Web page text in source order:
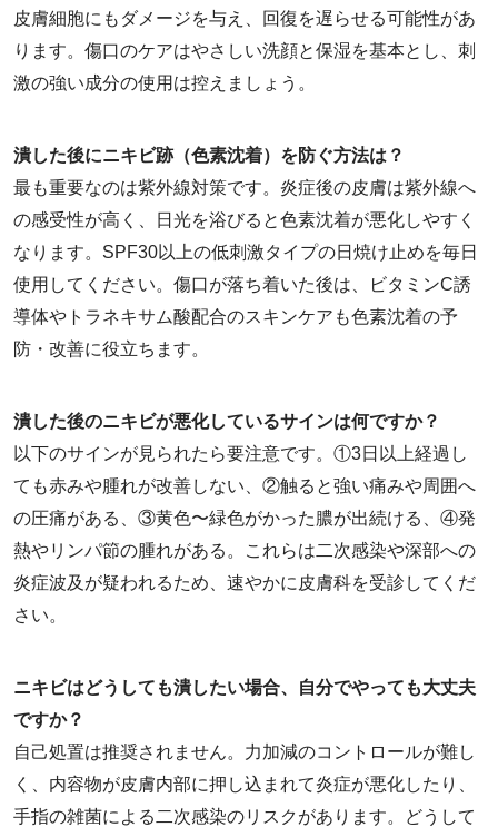
皮膚細胞にもダメージを与え、回復を遅らせる可能性があ
ります。傷口のケアはやさしい洗顔と保湿を基本とし、刺
激の強い成分の使用は控えましょう。
潰した後にニキビ跡（色素沈着）を防ぐ方法は？
最も重要なのは紫外線対策です。炎症後の皮膚は紫外線へ
の感受性が高く、日光を浴びると色素沈着が悪化しやすく
なります。SPF30以上の低刺激タイプの日焼け止めを毎日
使用してください。傷口が落ち着いた後は、ビタミンC誘
導体やトラネキサム酸配合のスキンケアも色素沈着の予
防・改善に役立ちます。
潰した後のニキビが悪化しているサインは何ですか？
以下のサインが見られたら要注意です。①3日以上経過し
ても赤みや腫れが改善しない、②触ると強い痛みや周囲へ
の圧痛がある、③黄色〜緑色がかった膿が出続ける、④発
熱やリンパ節の腫れがある。これらは二次感染や深部への
炎症波及が疑われるため、速やかに皮膚科を受診してくだ
さい。
ニキビはどうしても潰したい場合、自分でやっても大丈夫
ですか？
自己処置は推奨されません。力加減のコントロールが難し
く、内容物が皮膚内部に押し込まれて炎症が悪化したり、
手指の雑菌による二次感染のリスクがあります。どうして